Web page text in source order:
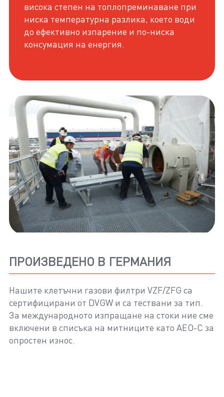
висока степен на топлопреминаване при
ниска температурна разлика, което води
до ефективно изпарение и по-ниска
консумация на енергия.
ПРОИЗВЕДЕНО В ГЕРМАНИЯ
Нашите клетъчни газови филтри VZF/ZFG са
сертифицирани от DVGW и са тествани за тип.
За международното изпращане на стоки ние сме
включени в списъка на митниците като AEO-C за
опростен износ.